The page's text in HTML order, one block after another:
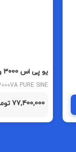
SL-3K
PURE SINE
77,400,000 تومان